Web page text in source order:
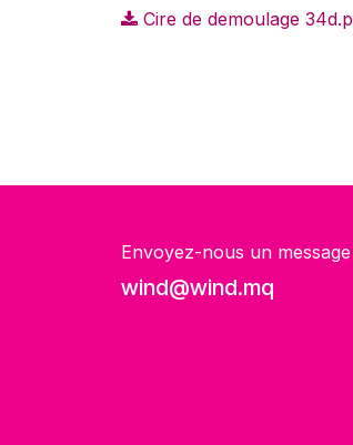
Cire de demoulage
Envoyez-nous un message
wind@wind.mq